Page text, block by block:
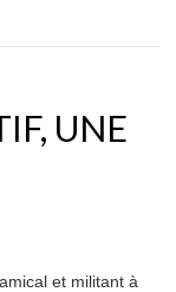
UNE
et militant à